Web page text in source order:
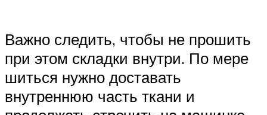
Важно следить, чтобы не прошить
при этом складки внутри. По мере
шиться нужно доставать
внутреннюю часть ткани и